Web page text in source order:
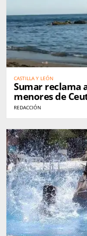
CASTILLA Y LEÓN
Sumar reclama
menores de
REDACCIÓN